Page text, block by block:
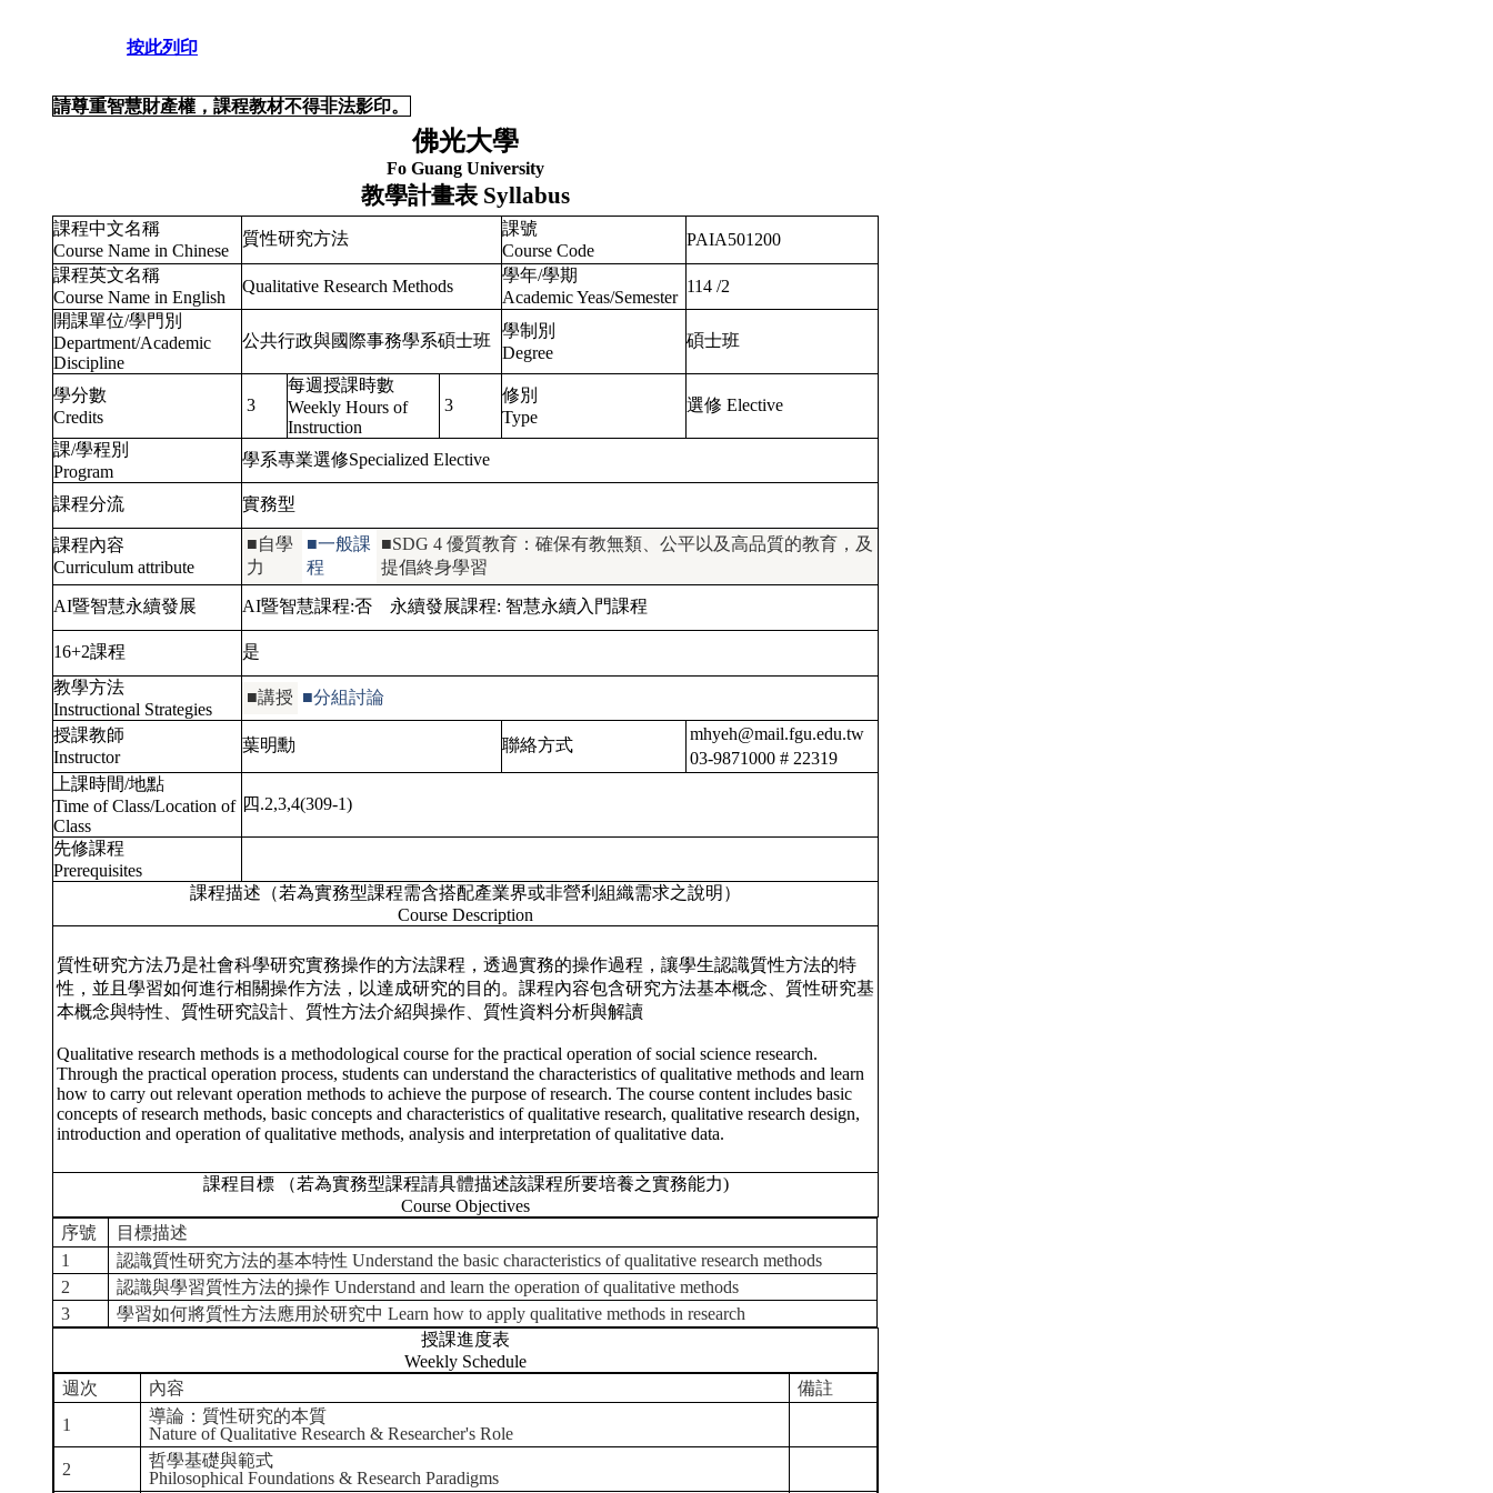
按此列印
請尊重智慧財產權，課程教材不得非法影印。
佛光大學
Fo Guang University
教學計畫表 Syllabus
課程中文名稱
Course Name in Chinese
質性研究方法
課號
Course Code
PAIA501200
課程英文名稱
Course Name in English
Qualitative Research Methods
學年/學期
Academic Yeas/Semester
114 /2
開課單位/學門別
Department/Academic
Discipline
公共行政與國際事務學系碩士班
學制別
Degree
碩士班
學分數
Credits
3
每週授課時數
Weekly Hours of
Instruction
3
修別
Type
選修 Elective
課/學程別
Program
學系專業選修Specialized Elective
課程分流 實務型
課程內容
Curriculum attribute
■自學
力
■一般課
程
■SDG 4 優質教育：確保有教無類、公平以及高品質的教育，及
提倡終身學習
AI暨智慧永續發展 AI暨智慧課程:否 永續發展課程: 智慧永續入門課程
16+2課程
是
教學方法
Instructional Strategies
■講授 ■分組討論
授課教師
Instructor
葉明勳 聯絡方式
mhyeh@mail.fgu.edu.tw
03-9871000 # 22319
上課時間/地點
Time of Class/Location of
Class
四.2,3,4(309-1)
先修課程
Prerequisites
課程描述（若為實務型課程需含搭配產業界或非營利組織需求之說明）
Course Description
質性研究方法乃是社會科學研究實務操作的方法課程，透過實務的操作過程，讓學生認識質性方法的特
性，並且學習如何進行相關操作方法，以達成研究的目的。課程內容包含研究方法基本概念、質性研究基
本概念與特性、質性研究設計、質性方法介紹與操作、質性資料分析與解讀
Qualitative research methods is a methodological course for the practical operation of social science research.
Through the practical operation process, students can understand the characteristics of qualitative methods and learn
how to carry out relevant operation methods to achieve the purpose of research. The course content includes basic
concepts of research methods, basic concepts and characteristics of qualitative research, qualitative research design,
introduction and operation of qualitative methods, analysis and interpretation of qualitative data.
課程目標 （若為實務型課程請具體描述該課程所要培養之實務能力)
Course Objectives
序號
目標描述
1
認識質性研究方法的基本特性 Understand the basic characteristics of qualitative research methods
2
認識與學習質性方法的操作 Understand and learn the operation of qualitative methods
3
學習如何將質性方法應用於研究中 Learn how to apply qualitative methods in research
授課進度表
Weekly Schedule
週次
內容
備註
1
導論：質性研究的本質
Nature of Qualitative Research & Researcher's Role
2
哲學基礎與範式
Philosophical Foundations & Research Paradigms